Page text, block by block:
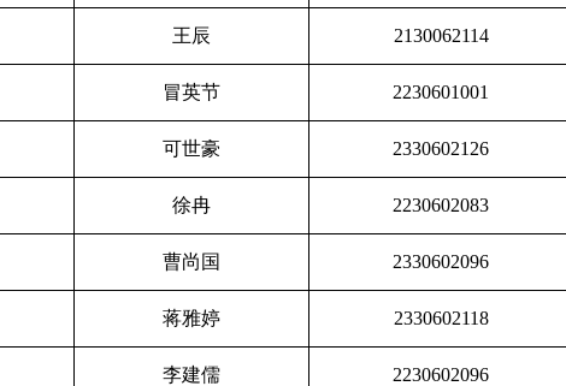
王辰 2130062114
冒英节 2230601001
可世豪 2330602126
徐冉 2230602083
曹尚国 2330602096
蒋雅婷 2330602118
李建儒 2230602096